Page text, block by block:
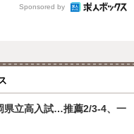
Sponsored by
県立高入試…推薦2/3-4、一